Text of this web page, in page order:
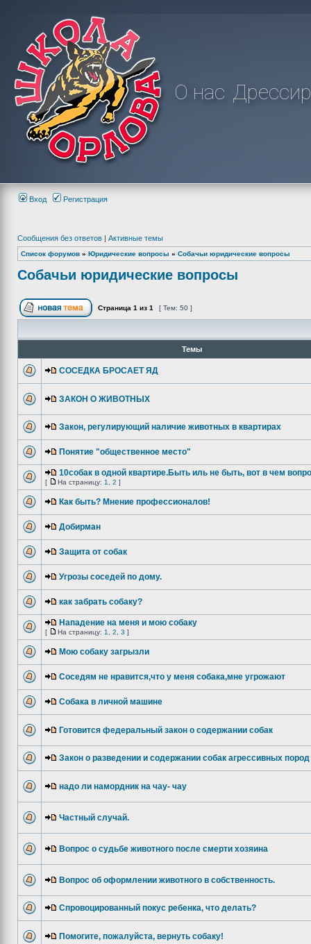
О нас
Вход Регистрация
Сообщения без ответов | Активные темы
Список форумов » Юридические вопросы » Собачьи юридические вопросы
Собачьи юридические вопросы
Страница 1 из 1 [ Тем: 50 ]
Темы
СОСЕДКА БРОСАЕТ ЯД
ЗАКОН О ЖИВОТНЫХ
Закон, регулирующий наличие животных в квартирах
Понятие "общественное место"
10собак в одной квартире.Быть иль не быть, вот в чем
[ На страницу: 1 2 ]
Как быть? Мнение профессионалов!
Добирман
Защита от собак
Угрозы соседей по дому.
как забрать собаку?
Нападение на меня и мою собаку
[ На страницу: 1 2 3 ]
Мою собаку загрызли
Соседям не нравится,что у меня собака,мне угрожают
Собака в личной машине
Готовится федеральный закон о содержании собак
Закон о разведении и содержании собак агрессивных
надо ли намордник на чау- чау
Частный случай.
Вопрос о судьбе животного после смерти хозяина
Вопрос об оформлении животного в собственность.
Спровоцированный покус ребенка, что делать?
Помогите, пожалуйста, вернуть собаку!